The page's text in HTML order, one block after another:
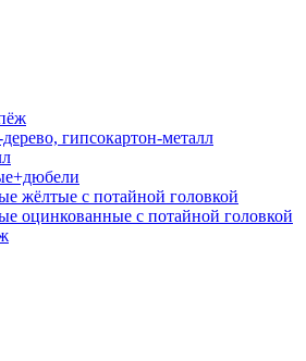
гипсокартон-металл
жёлтые с потайной головкой
оцинкованные с потайной головкой